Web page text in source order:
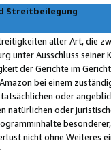
Streitbeilegung
aller Art, die
unter Ausschluss
der Gerichte im
bei einem
oder
natürlichen oder
nicht ohne Weiteres